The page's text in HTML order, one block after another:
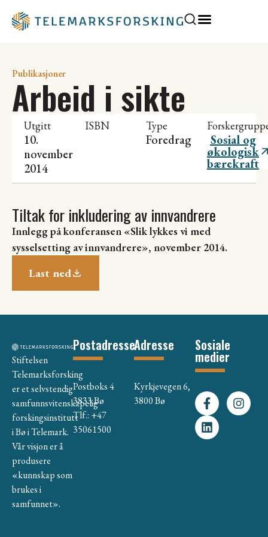
Publikasjoner
Arbeid i sikte
Utgitt
10.
november
2014
ISBN Type
Foredrag Sosial og
økologisk
bærekraft
Tiltak for inkludering av innvandrere
Innlegg på konferansen «Slik lykkes vi med
sysselsetting av innvandrere», november 2014.
Last ned
Stiftelsen
Telemarksforsking
er et selvstendig
samfunnsvitenskapelig
forskingsinstitutt
i Bø i Telemark.
Vår visjon er å
produsere
«kunnskap som
brukes i
samfunnet».
Postadresse
Postboks 4
3833 Bø
Tlf.: +47
35061500
Adresse
Kyrkjevegen 6,
3800 Bø
Sosiale
medier